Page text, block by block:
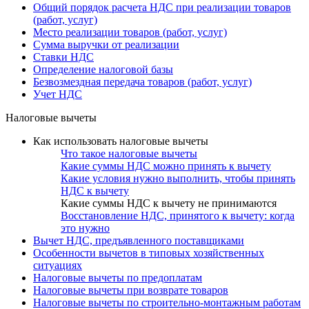
Общий порядок расчета НДС при реализации товаров
(работ, услуг)
Место реализации товаров (работ, услуг)
Сумма выручки от реализации
Ставки НДС
Определение налоговой базы
Безвозмездная передача товаров (работ, услуг)
Учет НДС
Налоговые вычеты
Как использовать налоговые вычеты
Что такое налоговые вычеты
Какие суммы НДС можно принять к вычету
Какие условия нужно выполнить, чтобы принять
НДС к вычету
Какие суммы НДС к вычету не принимаются
Восстановление НДС, принятого к вычету: когда
это нужно
Вычет НДС, предъявленного поставщиками
Особенности вычетов в типовых хозяйственных
ситуациях
Налоговые вычеты по предоплатам
Налоговые вычеты при возврате товаров
Налоговые вычеты по строительно-монтажным работам